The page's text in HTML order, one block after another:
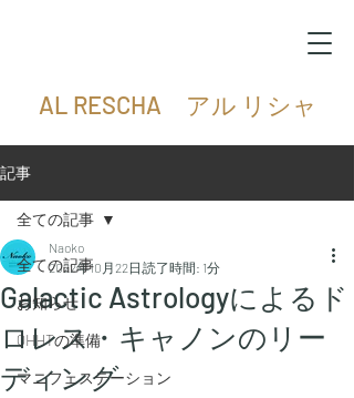
AL RESCHA アル リシャ
記事
全ての記事
お知らせ
QHHTの準備
マニフェステーション
全ての記事
Galactic Astrologyによるド
ロレス・キャノンのリー
ディング
Naoko
2022年10月22日 読了時間: 1分